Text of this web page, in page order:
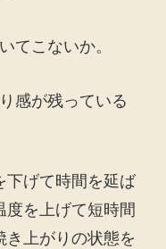
てこないか。
感が残っている
下げて時間を延ば
度を上げて短時間
き上がりの状態を